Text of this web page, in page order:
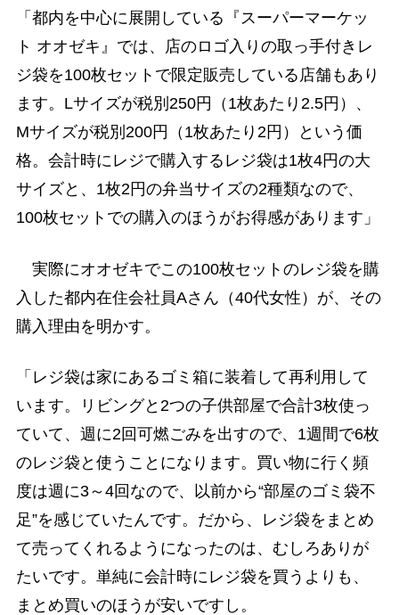
「都内を中心に展開している『スーパーマーケッ
ト オオゼキ』では、店のロゴ入りの取っ手付きレ
ジ袋を100枚セットで限定販売している店舗もあり
ます。Lサイズが税別250円（1枚あたり2.5円）、
Mサイズが税別200円（1枚あたり2円）という価
格。会計時にレジで購入するレジ袋は1枚4円の大
サイズと、1枚2円の弁当サイズの2種類なので、
100枚セットでの購入のほうがお得感があります」
実際にオオゼキでこの100枚セットのレジ袋を購
入した都内在住会社員Aさん（40代女性）が、その
購入理由を明かす。
「レジ袋は家にあるゴミ箱に装着して再利用して
います。リビングと2つの子供部屋で合計3枚使っ
ていて、週に2回可燃ごみを出すので、1週間で6枚
のレジ袋と使うことになります。買い物に行く頻
度は週に3～4回なので、以前から“部屋のゴミ袋不
足”を感じていたんです。だから、レジ袋をまとめ
て売ってくれるようになったのは、むしろありが
たいです。単純に会計時にレジ袋を買うよりも、
まとめ買いのほうが安いですし。